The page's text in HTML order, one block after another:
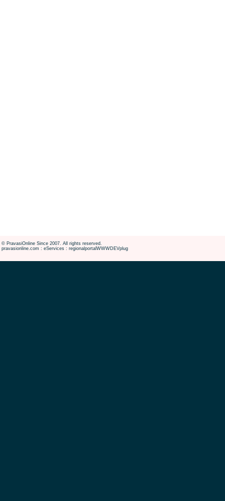
© PravasiOnline Since 2007. All rights reserved.
pravasionline.com : eServices : regionalportalWWWDEVplug